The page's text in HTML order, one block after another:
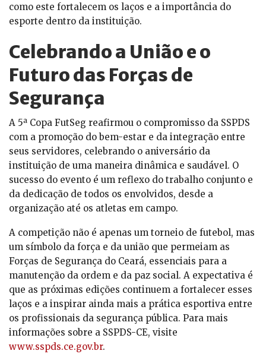
como este fortalecem os laços e a importância do
esporte dentro da instituição.
Celebrando a União e o
Futuro das Forças de
Segurança
A 5ª Copa FutSeg reafirmou o compromisso da SSPDS
com a promoção do bem-estar e da integração entre
seus servidores, celebrando o aniversário da
instituição de uma maneira dinâmica e saudável. O
sucesso do evento é um reflexo do trabalho conjunto e
da dedicação de todos os envolvidos, desde a
organização até os atletas em campo.
A competição não é apenas um torneio de futebol, mas
um símbolo da força e da união que permeiam as
Forças de Segurança do Ceará, essenciais para a
manutenção da ordem e da paz social. A expectativa é
que as próximas edições continuem a fortalecer esses
laços e a inspirar ainda mais a prática esportiva entre
os profissionais da segurança pública. Para mais
informações sobre a SSPDS-CE, visite
www.sspds.ce.gov.br.